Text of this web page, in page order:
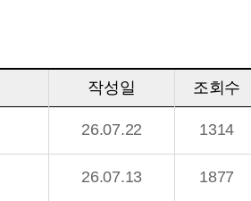
작성일 조회수
26.07.22 1314
26.07.13 1877